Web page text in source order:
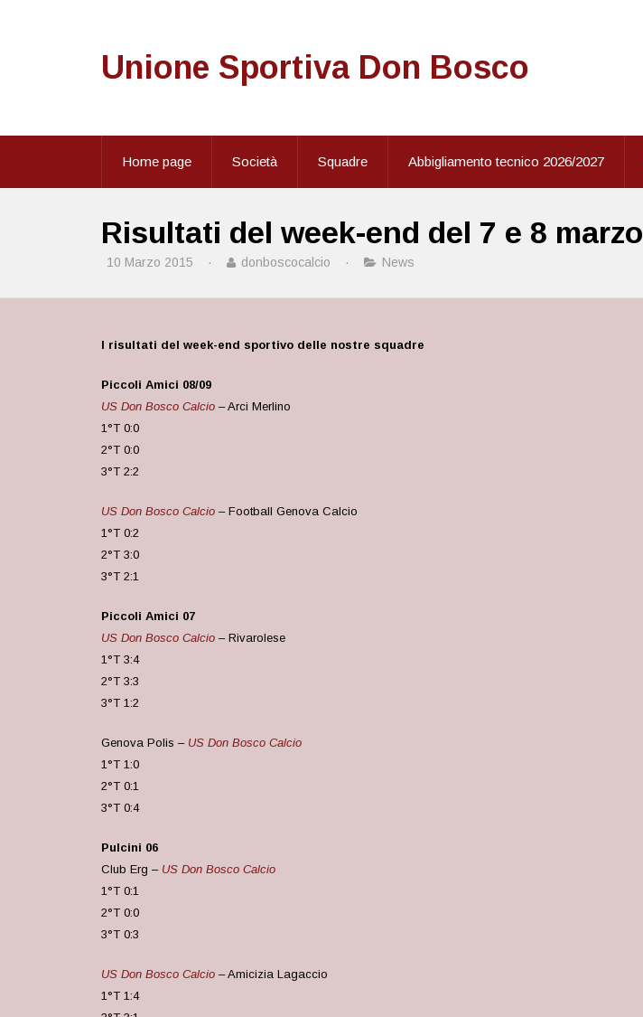
Unione Sportiva Don Bosco
Home page Società Squadre Abbigliamento tecnico 2026/2027
Risultati del week-end del 7 e 8 marzo
10 Marzo 2015 · donboscocalcio · News
I risultati del week-end sportivo delle nostre squadre
Piccoli Amici 08/09
US Don Bosco Calcio – Arci Merlino
1°T 0:0
2°T 0:0
3°T 2:2
US Don Bosco Calcio – Football Genova Calcio
1°T 0:2
2°T 3:0
3°T 2:1
Piccoli Amici 07
US Don Bosco Calcio – Rivarolese
1°T 3:4
2°T 3:3
3°T 1:2
Genova Polis – US Don Bosco Calcio
1°T 1:0
2°T 0:1
3°T 0:4
Pulcini 06
Club Erg – US Don Bosco Calcio
1°T 0:1
2°T 0:0
3°T 0:3
US Don Bosco Calcio – Amicizia Lagaccio
1°T 1:4